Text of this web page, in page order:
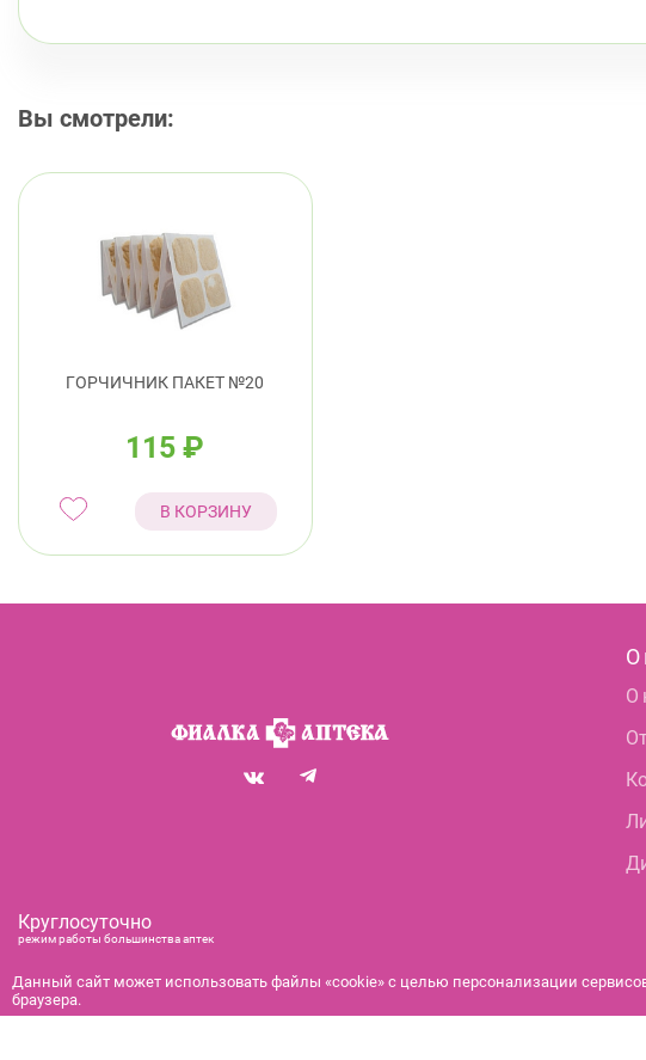
Вы смотрели:
ГОРЧИЧНИК ПАКЕТ №20
115₽
В КОРЗИНУ
О
О
Круглосуточно
режим работы большинства аптек
+7 (812) 292-00-00
справочная служба с 9:00 до 21:00
Данный сайт может использовать файлы «cookie» с целью персонализации
браузера.